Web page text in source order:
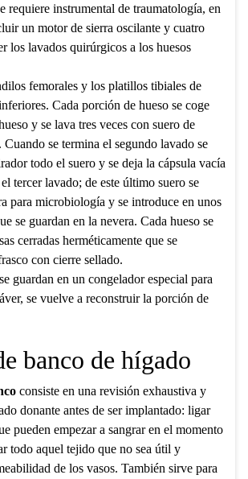
requiere instrumental de traumatología, en
un motor de sierra oscilante y cuatro
los lavados quirúrgicos a los huesos
femorales y los platillos tibiales de
Cada porción de hueso se coge
y se lava tres veces con suero de
se termina el segundo lavado se
todo el suero y se deja la cápsula vacía
tercer lavado; de este último suero se
para microbiología y se introduce en unos
se guardan en la nevera. Cada hueso se
cerradas herméticamente que se
con cierre sellado.
guardan en un congelador especial para
se vuelve a reconstruir la porción de
banco de hígado
consiste en una revisión exhaustiva y
donante antes de ser implantado: ligar
pueden empezar a sangrar en el momento
todo aquel tejido que no sea útil y
de los vasos. También sirve para